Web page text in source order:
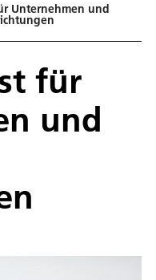
Unternehmen und
für
und